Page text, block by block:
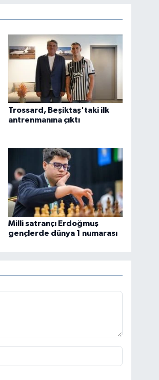
Trossard, Beşiktaş'taki ilk
antrenmanına çıktı
Milli satrançı Erdoğmuş
gençlerde dünya 1 numarası